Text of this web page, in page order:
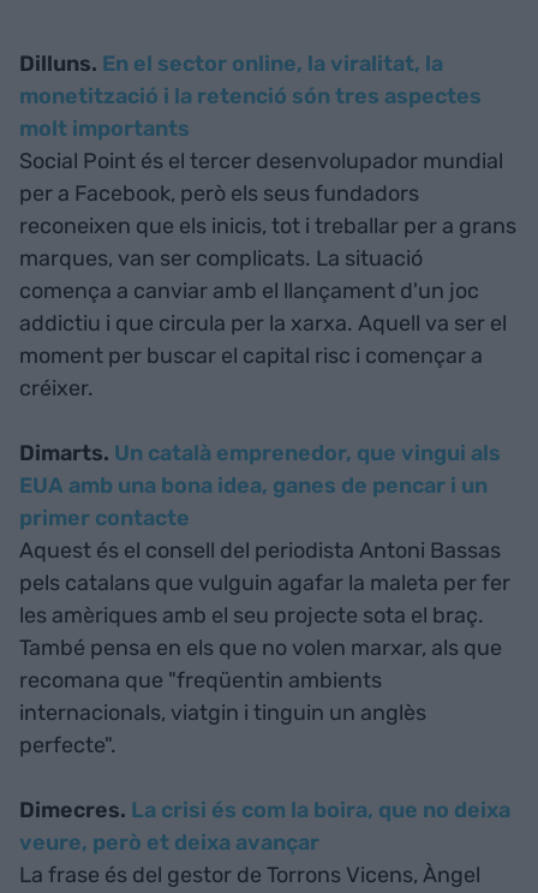
Dilluns. En el sector online, la viralitat, la
monetització i la retenció són tres aspectes
molt importants
Social Point és el tercer desenvolupador mundial
per a Facebook, però els seus fundadors
reconeixen que els inicis, tot i treballar per a grans
marques, van ser complicats. La situació
comença a canviar amb el llançament d'un joc
addictiu i que circula per la xarxa. Aquell va ser el
moment per buscar el capital risc i començar a
créixer.
Dimarts. Un català emprenedor, que vingui als
EUA amb una bona idea, ganes de pencar i un
primer contacte
Aquest és el consell del periodista Antoni Bassas
pels catalans que vulguin agafar la maleta per fer
les amèriques amb el seu projecte sota el braç.
També pensa en els que no volen marxar, als que
recomana que "freqüentin ambients
internacionals, viatgin i tinguin un anglès
perfecte".
Dimecres. La crisi és com la boira, que no deixa
veure, però et deixa avançar
La frase és del gestor de Torrons Vicens, Àngel